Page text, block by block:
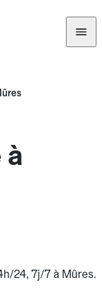
à
24, 7j/7 à Mûres.